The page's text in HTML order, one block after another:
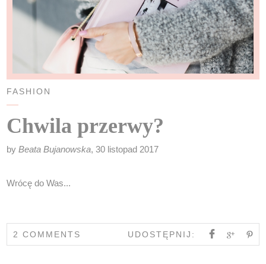
FASHION
Chwila przerwy?
byBeata Bujanowska, 30 listopad 2017
Wrócę do Was...
2 COMMENTS UDOSTĘPNIJ: